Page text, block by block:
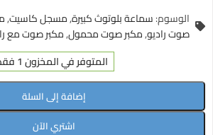
الوسوم:سماعة بلوتوث كبيرة,مسجل كاسيت,
صوت راديو,مكبر صوت محمول,مكبر صوت مع
المتوفر في المخزون 1 فقط
إضافة إلى السلة
اشتري الآن